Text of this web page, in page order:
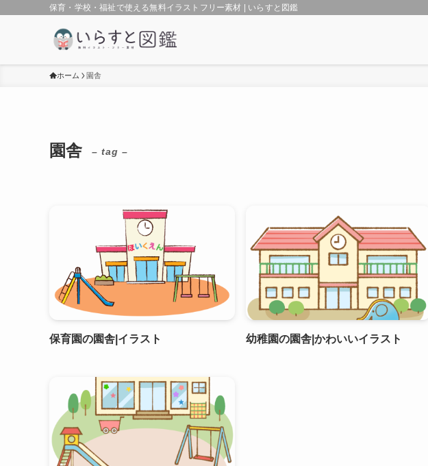
保育・学校・福祉で使える無料イラストフリー素材 | いらすと図鑑
ホーム 園舎
園舎 – tag –
保育園の園舎|イラスト 幼稚園の園舎|かわいいイラスト